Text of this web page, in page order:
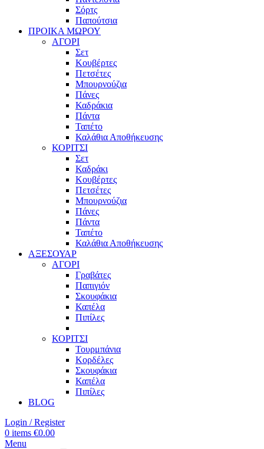
Σόρτς
Παπούτσια
ΠΡΟΙΚΑ ΜΩΡΟΥ
ΑΓΟΡΙ
Σετ
Κουβέρτες
Πετσέτες
Μπουρνούζια
Πάνες
Καδράκια
Πάντα
Ταπέτο
Καλάθια Αποθήκευσης
ΚΟΡΙΤΣΙ
Σετ
Καδράκι
Κουβέρτες
Πετσέτες
Μπουρνούζια
Πάνες
Πάντα
Ταπέτο
Καλάθια Αποθήκευσης
ΑΞΕΣΟΥΑΡ
ΑΓΟΡΙ
Γραβάτες
Παπιγιόν
Σκουφάκια
Καπέλα
Πιπίλες
ΚΟΡΙΤΣΙ
Τουρμπάνια
Κορδέλες
Σκουφάκια
Καπέλα
Πιπίλες
BLOG
Login / Register
0 items €0.00
Menu